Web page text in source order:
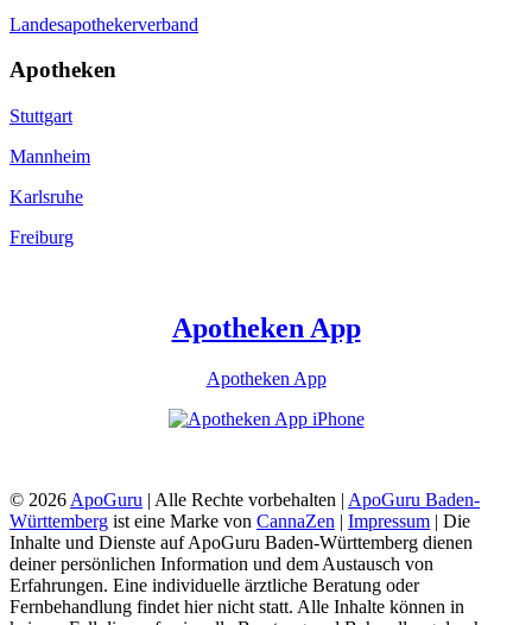
Landesapothekerverband
Apotheken
Stuttgart
Mannheim
Karlsruhe
Freiburg
Apotheken App
Apotheken App
© 2026 ApoGuru | Alle Rechte vorbehalten | ApoGuru Baden-
Württemberg ist eine Marke von CannaZen | Impressum | Die
Inhalte und Dienste auf ApoGuru Baden-Württemberg dienen
deiner persönlichen Information und dem Austausch von
Erfahrungen. Eine individuelle ärztliche Beratung oder
Fernbehandlung findet hier nicht statt. Alle Inhalte können in